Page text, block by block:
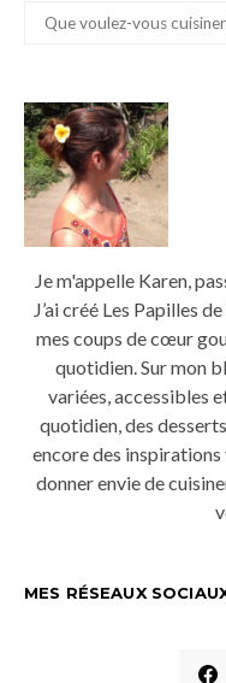
Je m'appelle Karen,
J’ai créé Les Papilles
mes coups de cœur
quotidien. Sur mon
variées, accessibles
quotidien, des
encore des
donner envie de
MES RÉSEAUX